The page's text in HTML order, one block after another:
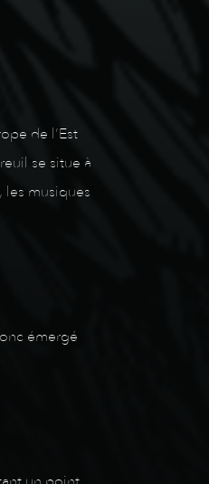
de l’Est
se situe à
les musiques
émergé